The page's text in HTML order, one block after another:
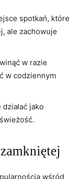
spotkań, które
ale zachowuje
w razie
w codziennym
jako
wśród